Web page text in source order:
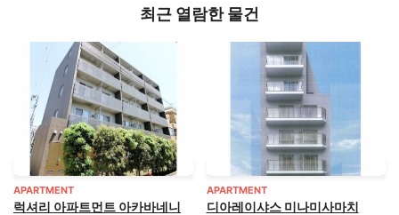
최근 열람한 물건
APARTMENT
럭셔리 아파트먼트 아카바네니
APARTMENT
디아레이샤스 미나미사마치